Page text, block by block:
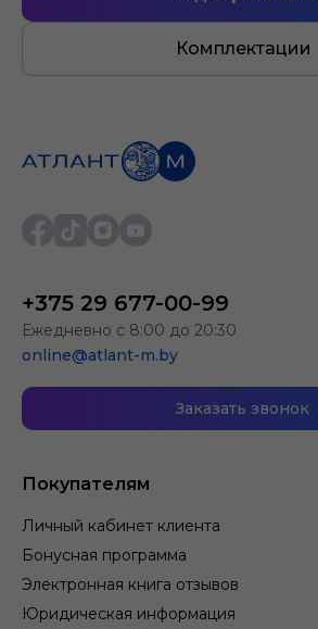
Комплектации
Покупателям
Личный кабинет клиента
Бонусная программа
Электронная книга отзывов
Юридическая информация
+375 29 677-00-99
Ежедневно с 8:00 до 20:30
online@atlant-m.by
Заказать звонок